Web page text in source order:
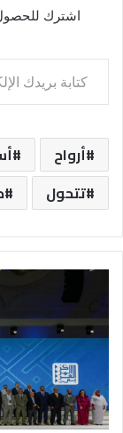
اشترك
كتابة بريدك الإلكتروني...
أرواح
تتحول